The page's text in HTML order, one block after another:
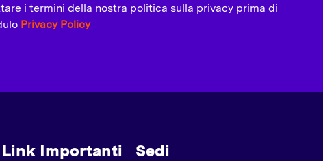
i termini della nostra politica sulla privacy prima di
Privacy Policy
artwork”?
Link Importanti Sedi